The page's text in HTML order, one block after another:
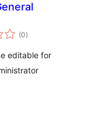
(0total
ratings
)
editable for